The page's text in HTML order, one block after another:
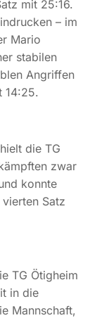
mit 25:16.
– im
Mario
stabilen
Angriffen
14:25.
die TG
zwar
konnte
Satz
TG Ötigheim
in die
Mannschaft,